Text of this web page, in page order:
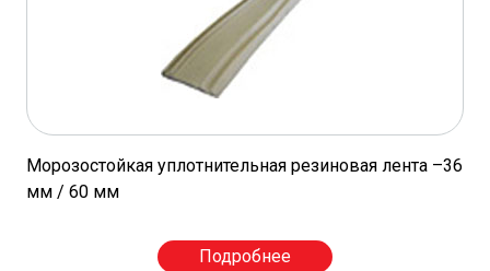
Морозостойкая уплотнительная резиновая лента –36
мм / 60 мм
Подробнее